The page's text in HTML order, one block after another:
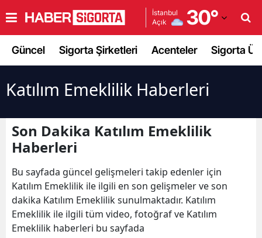
İstanbul
Açık
30°
Adana
Afyonkarahisar
Amasya
Antalya
Artvin
Güncel Sigorta Şirketleri Acenteler Sigorta
Katılım Emeklilik Haberleri
Son Dakika Katılım Emeklilik
Haberleri
Bu sayfada güncel gelişmeleri takip edenler için
Katılım Emeklilik ile ilgili en son gelişmeler ve son
dakika Katılım Emeklilik sunulmaktadır. Katılım
Emeklilik ile ilgili tüm video, fotoğraf ve Katılım
Emeklilik haberleri bu sayfada